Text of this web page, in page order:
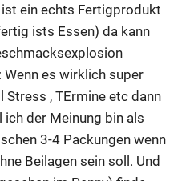
ein echts Fertigprodukt
ists Essen) da kann
es wirklich super
Stress , TErmine etc dann
ich der Meinung bin als
3-4 Packungen wenn
Beilagen sein soll. Und